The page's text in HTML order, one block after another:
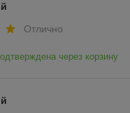
Отлично
через корзину